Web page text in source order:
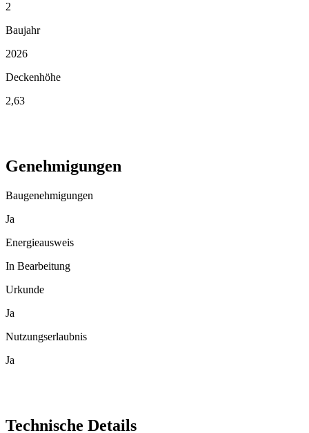
2
Baujahr
2026
Deckenhöhe
2,63
Genehmigungen
Baugenehmigungen
Ja
Energieausweis
In Bearbeitung
Urkunde
Ja
Nutzungserlaubnis
Ja
Technische Details